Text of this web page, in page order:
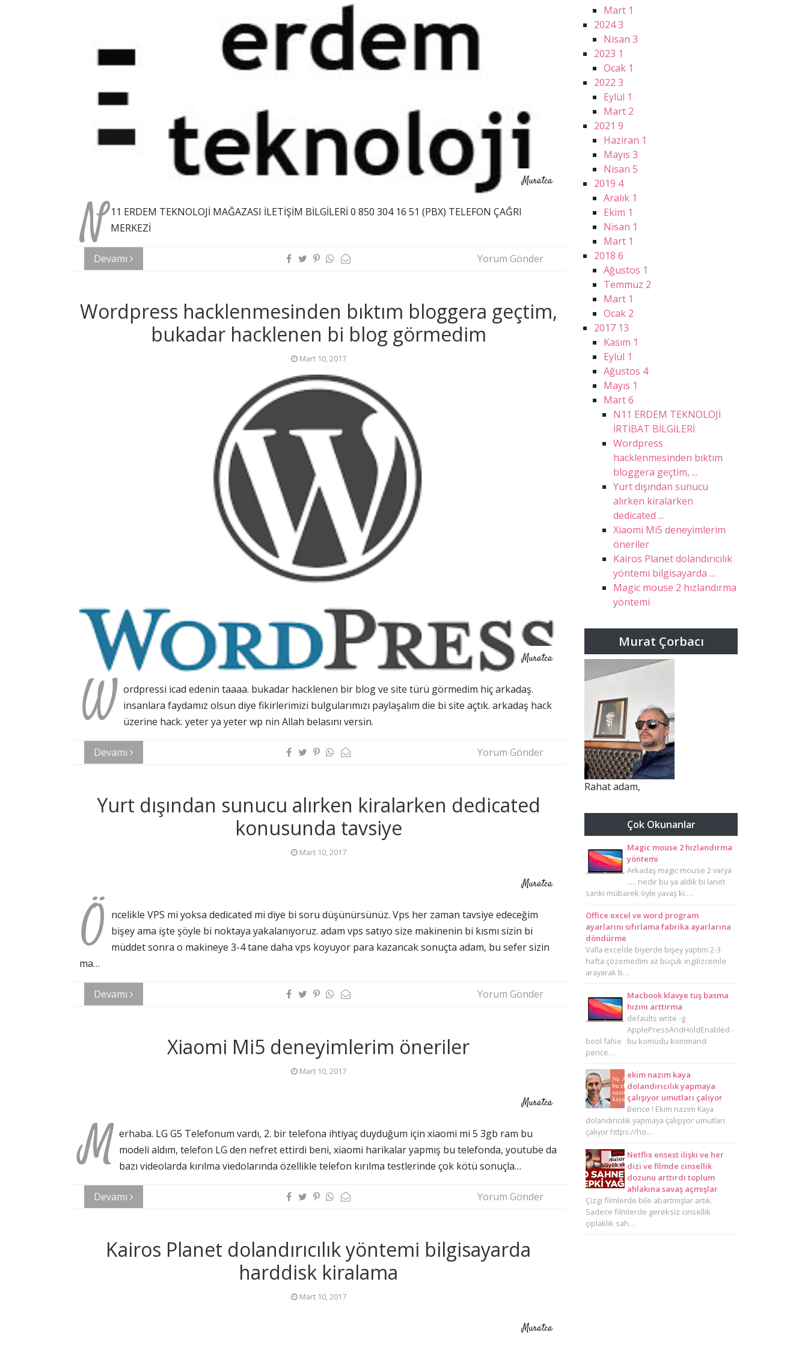
Muratca
N 11 ERDEM TEKNOLOJİ MAĞAZASI İLETİŞİM BİLGİLERİ 0 850 304 16 51 (PBX) TELEFON ÇAĞRI
MERKEZİ
Devamı Yorum Gönder
Wordpress hacklenmesinden bıktım bloggera geçtim,
bukadar hacklenen bi blog görmedim
Mart 10, 2017
Muratca
W ordpressi icad edenin taaaa. bukadar hacklenen bir blog ve site türü görmedim hiç arkadaş.
insanlara faydamız olsun diye fikirlerimizi bulgularımızı paylaşalım die bi site açtık. arkadaş hack
üzerine hack. yeter ya yeter wp nin Allah belasını versin.
Devamı Yorum Gönder
Yurt dışından sunucu alırken kiralarken dedicated
konusunda tavsiye
Mart 10, 2017
Muratca
Ö ncelikle VPS mi yoksa dedicated mi diye bi soru düşünürsünüz. Vps her zaman tavsiye edeceğim
bişey ama işte şöyle bi noktaya yakalanıyoruz. adam vps satıyo size makinenin bi kısmı sizin bi
müddet sonra o makineye 3-4 tane daha vps koyuyor para kazancak sonuçta adam, bu sefer sizin
ma…
Devamı Yorum Gönder
Xiaomi Mi5 deneyimlerim öneriler
Mart 10, 2017
Muratca
M erhaba. LG G5 Telefonum vardı, 2. bir telefona ihtiyaç duyduğum için xiaomi mi 5 3gb ram bu
modeli aldım, telefon LG den nefret ettirdi beni, xiaomi harikalar yapmış bu telefonda, youtube da
bazı videolarda kırılma viedolarında özellikle telefon kırılma testlerinde çok kötü sonuçla…
Devamı Yorum Gönder
Kairos Planet dolandırıcılık yöntemi bilgisayarda
harddisk kiralama
Mart 10, 2017
Muratca
Mart 1
20243
Nisan 3
2023 1
Ocak 1
2022 3
Eylül 1
Mart 2
2021 9
Haziran 1
Mayıs 3
Nisan 5
2019 4
Aralık 1
Ekim 1
Nisan 1
Mart 1
2018 6
Ağustos 1
Temmuz 2
Mart 1
Ocak 2
2017 13
Kasım 1
Eylül 1
Ağustos 4
Mayıs 1
Mart6
N11 ERDEM TEKNOLOJİ
İRTİBAT BİLGİLERİ
Wordpress
hacklenmesinden bıktım
bloggera geçtim, ...
Yurt dışından sunucu
alırken kiralarken
dedicated ...
Xiaomi Mi5 deneyimlerim
öneriler
Kairos Planet dolandırıcılık
yöntemi bilgisayarda ...
Magic mouse 2 hızlandırma
yöntemi
Murat Çorbacı
Rahat adam,
Çok Okunanlar
Magic mouse 2 hızlandırma
yöntemi
Arkadaş magic mouse 2 varya
..... nedir bu ya aldık bi lanet
sanki mübarek öyle yavaş ki.…
Office excel ve word program
ayarlarını sıfırlama fabrika ayarlarına
döndürme
Valla excelde biyerde bişey yaptım 2-3
hafta çözemedim az buçuk ingilizcemle
arayarak b…
Macbook klavye tuş basma
hızını arttırma
defaults write -g
ApplePressAndHoldEnabled -
bool false bu komudu kommand
pence…
ekim nazım kaya
dolandırıcılık yapmaya
çalışıyor umutları çalıyor
Bence ! Ekim nazım Kaya
dolandırıcılık yapmaya çalışıyor umutları
çalıyor https://ho…
Netflix ensest ilişki ve her
dizi ve filmde cinsellik
dozunu arttırdı toplum
ahlakına savaş açmışlar
Çizgi filmlerde bile abartmışlar artık.
Sadece filmlerde gereksiz cinsellik
çıplaklık sah…